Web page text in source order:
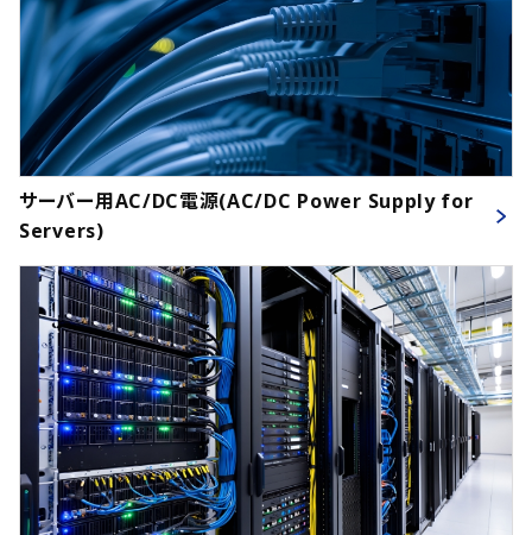
サーバー用AC/DC電源(AC/DC Power Supply for
Servers)